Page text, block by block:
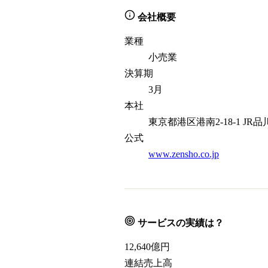
会社概要
業種
小売業
決算期
3月
本社
東京都港区港南2-18-1 JR品
公式
www.zensho.co.jp
サービスの実績は？
12,640億円
連結売上高